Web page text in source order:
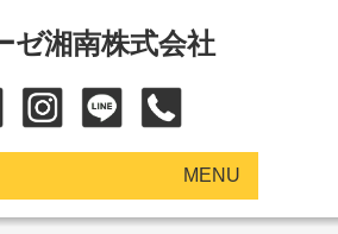
ゼ湘南株式会社
MENU